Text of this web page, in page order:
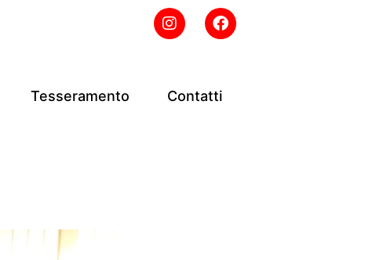
Tesseramento Contatti